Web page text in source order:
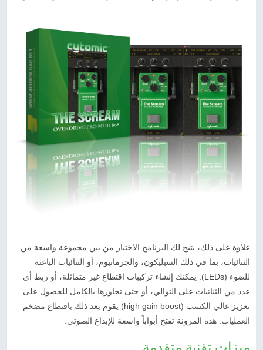
علاوة على ذلك، يتيح لك البرنامج الاختيار من بين مجموعة واسعة من
الثنائيات، بما في ذلك السيليكون، والجرمانيوم، أو الثنائيات الباعثة
للضوء (LEDs). يمكنك إنشاء تركيبات اقتطاع غير متماثلة، أو ربط أي
عدد من الثنائيات على التوالي، أو حتى تجاوزها بالكامل للحصول على
تعزيز عالي الكسب (high gain boost) يقوم بعد ذلك باقتطاع مضخم
العمليات. هذه المرونة تفتح أبواباً واسعة للإبداع الصوتي.